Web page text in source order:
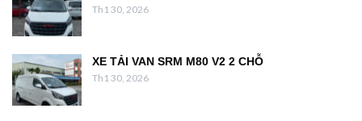
Th1 30, 2026
XE TẢI VAN SRM M80 V2 2 CHỖ
Th1 30, 2026